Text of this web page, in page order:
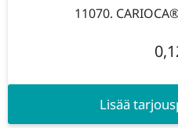
11070.
Lisää